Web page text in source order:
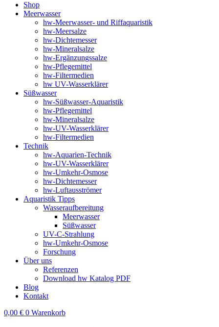
Shop
Meerwasser
hw-Meerwasser- und Riffaquaristik
hw-Meersalze
hw-Dichtemesser
hw-Mineralsalze
hw-Ergänzungssalze
hw-Pflegemittel
hw-Filtermedien
hw UV-Wasserklärer
Süßwasser
hw-Süßwasser-Aquaristik
hw-Pflegemittel
hw-Mineralsalze
hw-UV-Wasserklärer
hw-Filtermedien
Technik
hw-Aquarien-Technik
hw-UV-Wasserklärer
hw-Umkehr-Osmose
hw-Dichtemesser
hw-Luftausströmer
Aquaristik Tipps
Wasseraufbereitung
Meerwasser
Süßwasser
UV-C-Strahlung
hw-Umkehr-Osmose
Forschung
Über uns
Referenzen
Download hw Katalog PDF
Blog
Kontakt
0,00 € 0 Warenkorb